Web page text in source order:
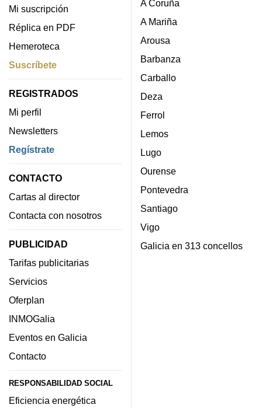
Mi suscripción
Réplica en PDF
Hemeroteca
Suscríbete
REGISTRADOS
Mi perfil
Newsletters
Regístrate
CONTACTO
Cartas al director
Contacta con nosotros
PUBLICIDAD
Tarifas publicitarias
Servicios
Oferplan
INMOGalia
Eventos en Galicia
Contacto
RESPONSABILIDAD SOCIAL
Eficiencia energética
A Coruña
A Mariña
Arousa
Barbanza
Carballo
Deza
Ferrol
Lemos
Lugo
Ourense
Pontevedra
Santiago
Vigo
Galicia en 313 concellos